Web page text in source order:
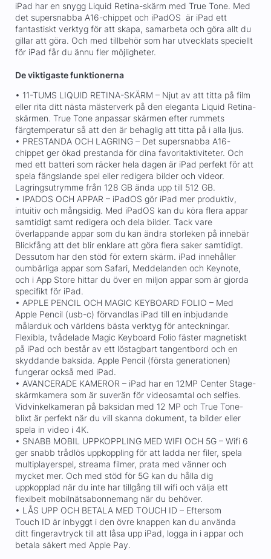
iPad har en snygg Liquid Retina-skärm med True Tone. Med
det supersnabba A16-chippet och iPadOS är iPad ett
fantastiskt verktyg för att skapa, samarbeta och göra allt du
gillar att göra. Och med tillbehör som har utvecklats speciellt
för iPad får du ännu fler möjligheter.
De viktigaste funktionerna
• 11-TUMS LIQUID RETINA-SKÄRM – Njut av att titta på film
eller rita ditt nästa mästerverk på den eleganta Liquid Retina-
skärmen. True Tone anpassar skärmen efter rummets
färgtemperatur så att den är behaglig att titta på i alla ljus.
• PRESTANDA OCH LAGRING – Det supersnabba A16-
chippet ger ökad prestanda för dina favoritaktiviteter. Och
med ett batteri som räcker hela dagen är iPad perfekt för att
spela fängslande spel eller redigera bilder och videor.
Lagringsutrymme från 128 GB ända upp till 512 GB.
• IPADOS OCH APPAR – iPadOS gör iPad mer produktiv,
intuitiv och mångsidig. Med iPadOS kan du köra flera appar
samtidigt samt redigera och dela bilder. Tack vare
överlappande appar som du kan ändra storleken på innebär
Blickfång att det blir enklare att göra flera saker samtidigt.
Dessutom har den stöd för extern skärm. iPad innehåller
oumbärliga appar som Safari, Meddelanden och Keynote,
och i App Store hittar du över en miljon appar som är gjorda
specifikt för iPad.
• APPLE PENCIL OCH MAGIC KEYBOARD FOLIO – Med
Apple Pencil (usb-c) förvandlas iPad till en inbjudande
målarduk och världens bästa verktyg för anteckningar.
Flexibla, tvådelade Magic Keyboard Folio fäster magnetiskt
på iPad och består av ett löstagbart tangentbord och en
skyddande baksida. Apple Pencil (första generationen)
fungerar också med iPad.
• AVANCERADE KAMEROR – iPad har en 12MP Center Stage-
skärmkamera som är suverän för videosamtal och selfies.
Vidvinkelkameran på baksidan med 12 MP och True Tone-
blixt är perfekt när du vill skanna dokument, ta bilder eller
spela in video i 4K.
• SNABB MOBIL UPPKOPPLING MED WIFI OCH 5G – Wifi 6
ger snabb trådlös uppkoppling för att ladda ner filer, spela
multiplayerspel, streama filmer, prata med vänner och
mycket mer. Och med stöd för 5G kan du hålla dig
uppkopplad när du inte har tillgång till wifi och välja ett
flexibelt mobilnätsabonnemang när du behöver.
• LÅS UPP OCH BETALA MED TOUCH ID – Eftersom
Touch ID är inbyggt i den övre knappen kan du använda
ditt fingeravtryck till att låsa upp iPad, logga in i appar och
betala säkert med Apple Pay.